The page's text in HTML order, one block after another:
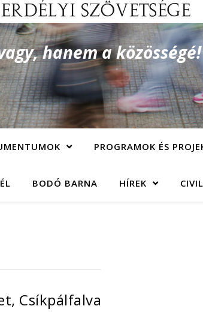
hanem a
PROGRAMOK ÉS
BODÓ BARNA HÍREK
Csíkpálfalva